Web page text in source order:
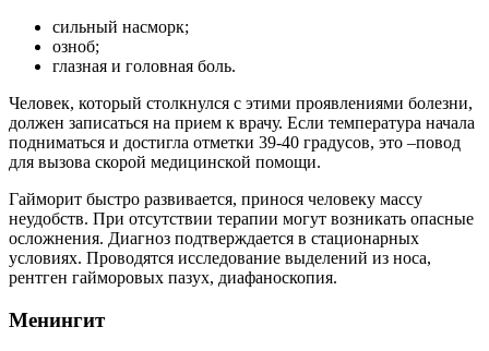
сильный насморк;
озноб;
глазная и головная боль.
Человек, который столкнулся с этими проявлениями болезни,
должен записаться на прием к врачу. Если температура начала
подниматься и достигла отметки 39-40 градусов, это –повод
для вызова скорой медицинской помощи.
Гайморит быстро развивается, принося человеку массу
неудобств. При отсутствии терапии могут возникать опасные
осложнения. Диагноз подтверждается в стационарных
условиях. Проводятся исследование выделений из носа,
рентген гайморовых пазух, диафаноскопия.
Менингит